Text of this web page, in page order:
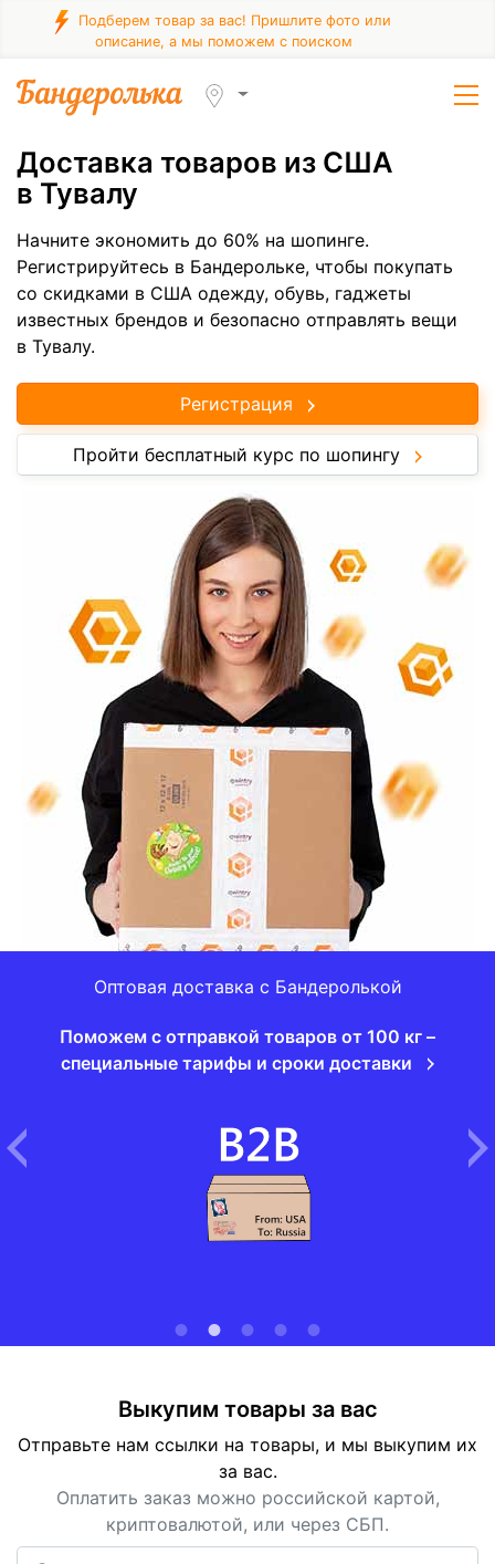
Подберем товар за вас! Пришлите фото или
описание, а мы поможем с поиском
Доставка товаров из США
в Тувалу
Начните экономить до 60% на шопинге.
Регистрируйтесь в Бандерольке, чтобы покупать
со скидками в США одежду, обувь, гаджеты
известных брендов и безопасно отправлять вещи
в Тувалу.
Регистрация
Пройти бесплатный курс по шопингу
Оптовая доставка с Бандеролькой
Поможем с отправкой товаров от 100 кг –
специальные тарифы и сроки доставки
Выкупим товары за вас
Отправьте нам ссылки на товары, и мы выкупим их
за вас.
Оплатить заказ можно российской картой,
криптовалютой, или через СБП.